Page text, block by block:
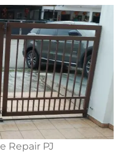
Repair PJ